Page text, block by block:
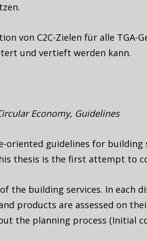
von C2C-Zielen für alle TGA-
und vertieft werden kann.
Economy, Guidelines
guidelines for building
thesis is the first attempt to
the building services. In each
products are assessed on
the planning process (Initial